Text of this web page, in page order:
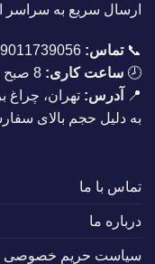
ارسال سریع به سراسر
📞تماس:
🕗 ساعت کاری:
📍
آدرس: تهران، چراغ
به دلیل حجم بالای
تماس با ما
درباره ما
سیاست حریم خصوصی